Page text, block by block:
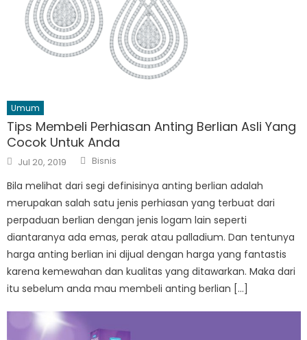
Umum
Tips Membeli Perhiasan Anting Berlian Asli Yang
Cocok Untuk Anda
Posted
on
Jul 20, 2019 Author
Bisnis
Bila melihat dari segi definisinya anting berlian adalah
merupakan salah satu jenis perhiasan yang terbuat dari
perpaduan berlian dengan jenis logam lain seperti
diantaranya ada emas, perak atau palladium. Dan tentunya
harga anting berlian ini dijual dengan harga yang fantastis
karena kemewahan dan kualitas yang ditawarkan. Maka dari
itu sebelum anda mau membeli anting berlian […]